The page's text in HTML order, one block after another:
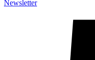
Newsletter